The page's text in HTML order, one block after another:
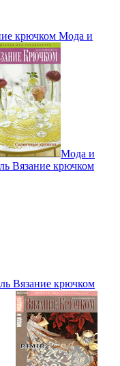
крючком Мода и
Мода и
Вязание крючком
Вязание крючком